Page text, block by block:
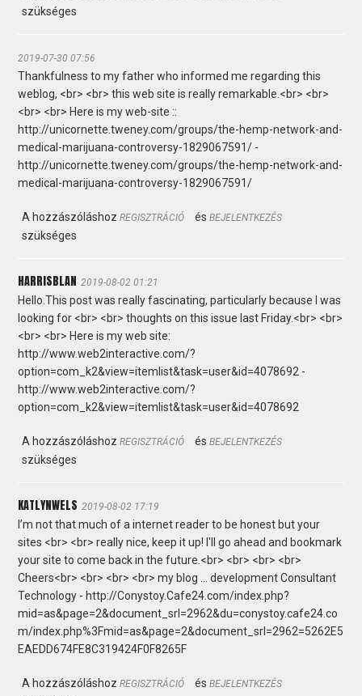
szükséges
2019-07-30 07:56
Thankfulness to my father who informed me regarding this
weblog, <br> <br> this web site is really remarkable.<br> <br>
<br> <br> Here is my web-site ::
http://unicornette.tweney.com/groups/the-hemp-network-and-
medical-marijuana-controversy-1829067591/ -
http://unicornette.tweney.com/groups/the-hemp-network-and-
medical-marijuana-controversy-1829067591/
A hozzászóláshozREGISZTRÁCIÓ ésBEJELENTKEZÉS
szükséges
HARRISBLAN 2019-08-02 01:21
Hello.This post was really fascinating, particularly because I was
looking for <br> <br> thoughts on this issue last Friday.<br> <br>
<br> <br> Here is my web site:
http://www.web2interactive.com/?
option=com_k2&view=itemlist&task=user&id=4078692 -
http://www.web2interactive.com/?
option=com_k2&view=itemlist&task=user&id=4078692
A hozzászóláshozREGISZTRÁCIÓ ésBEJELENTKEZÉS
szükséges
KATLYNWELS 2019-08-02 17:19
I’m not that much of a internet reader to be honest but your
sites <br> <br> really nice, keep it up! I'll go ahead and bookmark
your site to come back in the future.<br> <br> <br> <br>
Cheers<br> <br> <br> <br> my blog ... development Consultant
Technology - http://Conystoy.Cafe24.com/index.php?
mid=as&page=2&document_srl=2962&du=conystoy.cafe24.co
m/index.php%3Fmid=as&page=2&document_srl=2962=5262E5
EAEDD674FE8C319424F0F8265F
A hozzászóláshozREGISZTRÁCIÓ ésBEJELENTKEZÉS